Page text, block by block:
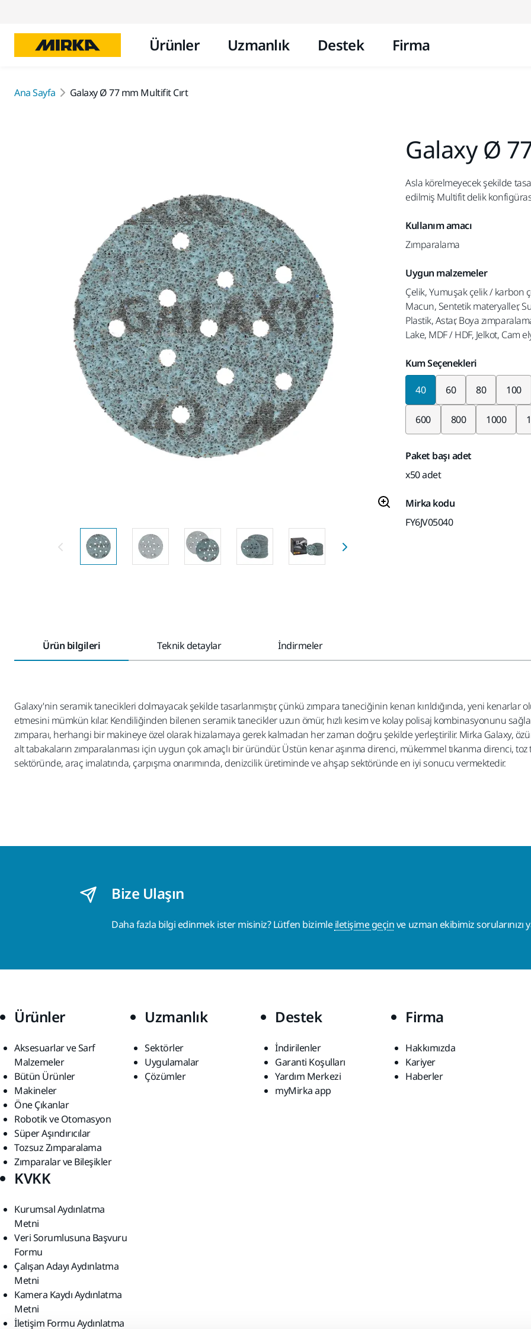
Ürünler Uzmanlık Destek Firma
Ana Sayfa Galaxy Ø 77 mm Multifit Cırt
Galaxy Ø
Asla körelmeyecek şekilde
edilmiş Multifit delik
Kullanım amacı
Zımparalama
Uygun malzemeler
Çelik, Yumuşak çelik / karbon
Macun, Sentetik materyaller,
Plastik, Astar, Boya
Lake, MDF / HDF, Jelkot, Cam
Kum Seçenekleri
40 60 80 100
600 800 1000
Paket başı adet
x50 adet
Mirka kodu
FY6JV05040
Ürün bilgileri Teknik detaylar İndirmeler
Galaxy'nin seramik tanecikleri dolmayacak şekilde tasarlanmıştır, çünkü zımpara taneciğinin kenarı kırıldığında, yeni
etmesini mümkün kılar. Kendiliğinden bilenen seramik tanecikler uzun ömür, hızlı kesim ve kolay polisaj kombinasyonunu
zımparaı, herhangi bir makineye özel olarak hizalamaya gerek kalmadan her zaman doğru şekilde yerleştirilir. Mirka Galaxy,
alt tabakaların zımparalanması için uygun çok amaçlı bir üründür. Üstün kenar aşınma direnci, mükemmel tıkanma direnci,
sektöründe, araç imalatında, çarpışma onarımında, denizcilik üretiminde ve ahşap sektöründe en iyi sonucu vermektedir.
Bize Ulaşın
Daha fazla bilgi edinmek ister misiniz? Lütfen bizimleiletişime geçinve uzman ekibimiz sorularınızı
Ürünler
Aksesuarlar ve Sarf
Malzemeler
Bütün Ürünler
Makineler
Öne Çıkanlar
Robotik ve Otomasyon
Süper Aşındırıcılar
Tozsuz Zımparalama
Zımparalar ve Bileşikler
Uzmanlık
Sektörler
Uygulamalar
Çözümler
Destek
İndirilenler
Garanti Koşulları
Yardım Merkezi
myMirka app
Firma
Hakkımızda
Kariyer
Haberler
KVKK
Kurumsal Aydınlatma
Metni
Veri Sorumlusuna Başvuru
Formu
Çalışan Adayı Aydınlatma
Metni
Kamera Kaydı Aydınlatma
Metni
İletişim Formu Aydınlatma